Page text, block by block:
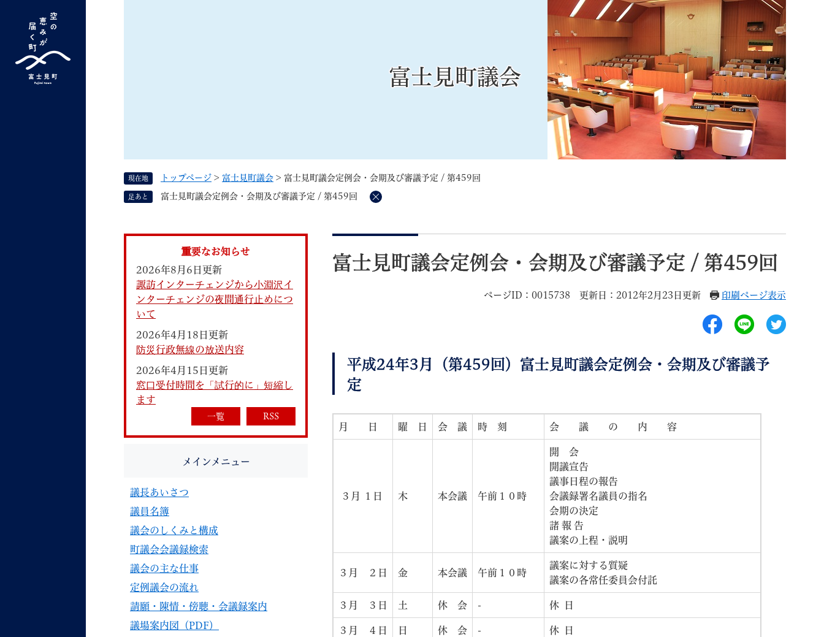
ム
すべて ページ PDF 記事ID検索
くらしの情報 しごと・町づくり
組織で探す カレンダーで探す
妊娠・出産 子育て 結婚・離婚
音声読み上げ 背景色 ページを一時保存する サイトマップ
携帯サイト
富士見町議会
現在地 トップページ > 富士見町議会 > 富士見町議会定例会・会期及び審議予定 / 第459回
足あと 富士見町議会定例会・会期及び審議予定 / 第459回
削
文
富士見町議会定例会・会期及び審議予定 / 第459回
ページID：0015738 更新日：2012年2月23日更新 印刷ページ表示
平成24年3月（第459回）富士見町議会定例会・会期及び審議予
定
月 日 曜 日 会 議 時 刻 会 議 の 内 容
３月 １日 木 本会議 午前１０時
開 会
開議宣告
議事日程の報告
会議録署名議員の指名
会期の決定
諸 報 告
議案の上程・説明
３月 ２日 金 本会議 午前１０時
議案に対する質疑
議案の各常任委員会付託
３月 ３日 土 休 会 - 休 日
３月 ４日 日 休 会 - 休 日
重要なお知らせ
2026年8月6日更新
諏訪インターチェンジから小淵沢イ
ンターチェンジの夜間通行止めにつ
いて
2026年4月18日更新
防災行政無線の放送内容
2026年4月15日更新
窓口受付時間を「試行的に」短縮し
ます
一覧 RSS
メインメニュー
議長あいさつ
議員名簿
議会のしくみと構成
町議会会議録検索
議会の主な仕事
定例議会の流れ
請願・陳情・傍聴・会議録案内
議場案内図（PDF）